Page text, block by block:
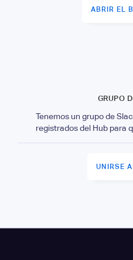
ABRIR EL
GRUPO
Tenemos un grupo de
registrados del Hub para
UNIRSE